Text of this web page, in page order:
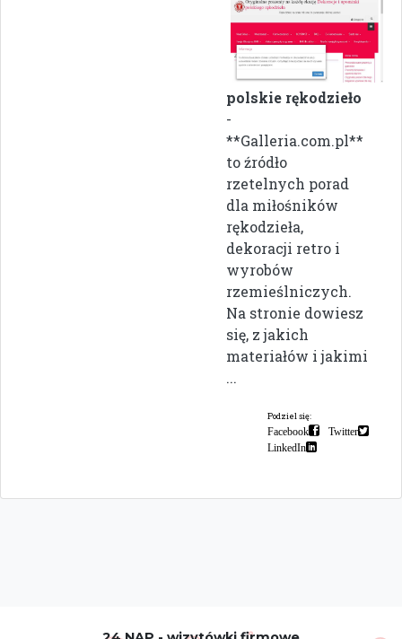
polskie rękodzieło
-
**Galleria.com.pl**
to źródło
rzetelnych porad
dla miłośników
rękodzieła,
dekoracji retro i
wyrobów
rzemieślniczych.
Na stronie dowiesz
się, z jakich
materiałów i jakimi
...
Podziel się:
Facebook
Twitter
LinkedIn